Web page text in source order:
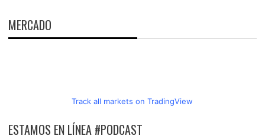
MERCADO
Track all markets on TradingView
ESTAMOS EN LÍNEA #PODCAST